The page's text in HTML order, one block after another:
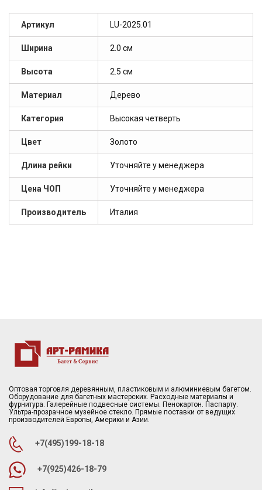
Артикул LU-2025.01
Ширина 2.0 см
Высота 2.5 см
Материал Дерево
Категория Высокая четверть
Цвет Золото
Длина рейки Уточняйте у менеджера
Цена ЧОП Уточняйте у менеджера
Производитель Италия
Оптовая торговля деревянным, пластиковым и алюминиевым багетом.
Оборудование для багетных мастерских. Расходные материалы и
фурнитура. Галерейные подвесные системы. Пенокартон. Паспарту.
Ультра-прозрачное музейное стекло. Прямые поставки от ведущих
производителей Европы, Америки и Азии.
+7(495)199-18-18
+7(925)426-18-79